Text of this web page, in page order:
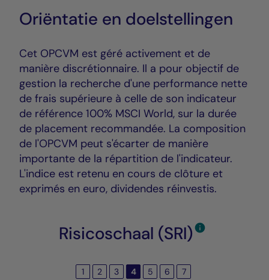
Oriëntatie en doelstellingen
Cet OPCVM est géré activement et de
manière discrétionnaire. Il a pour objectif de
gestion la recherche d'une performance nette
de frais supérieure à celle de son indicateur
de référence 100% MSCI World, sur la durée
de placement recommandée. La composition
de l'OPCVM peut s'écarter de manière
importante de la répartition de l'indicateur.
L'indice est retenu en cours de clôture et
exprimés en euro, dividendes réinvestis.
Risicoschaal (SRI)
1 2 3 4 5 6 7